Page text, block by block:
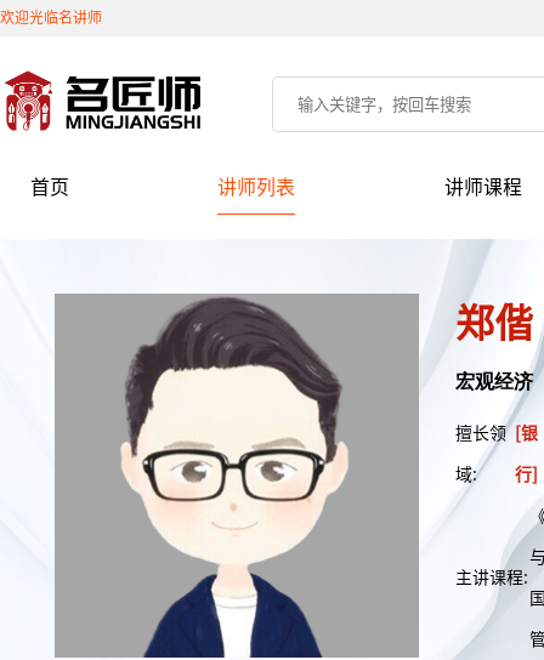
欢迎光临名讲师
首页 讲师列表 讲师课程
郑偕
宏观经济
擅长领
域:
[银
行]
主讲课程: